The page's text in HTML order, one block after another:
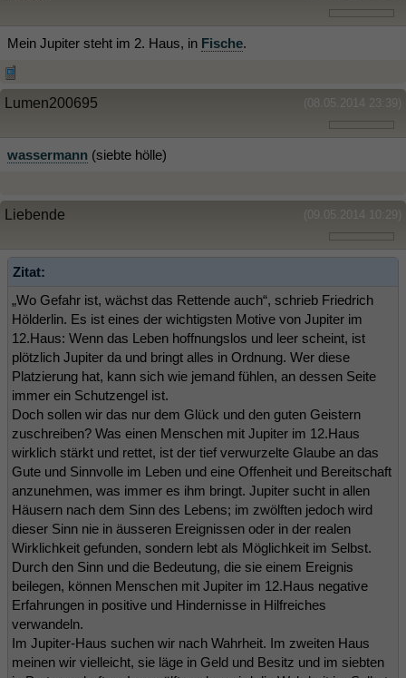
Mein Jupiter steht im 2. Haus, in Fische.
(08.05.2014 23:39)
Lumen200695
wassermann (siebte hölle)
(09.05.2014 10:29)
Liebende
Zitat:
„Wo Gefahr ist, wächst das Rettende auch“, schrieb Friedrich
Hölderlin. Es ist eines der wichtigsten Motive von Jupiter im
12.Haus: Wenn das Leben hoffnungslos und leer scheint, ist
plötzlich Jupiter da und bringt alles in Ordnung. Wer diese
Platzierung hat, kann sich wie jemand fühlen, an dessen Seite
immer ein Schutzengel ist.
Doch sollen wir das nur dem Glück und den guten Geistern
zuschreiben? Was einen Menschen mit Jupiter im 12.Haus
wirklich stärkt und rettet, ist der tief verwurzelte Glaube an das
Gute und Sinnvolle im Leben und eine Offenheit und Bereitschaft
anzunehmen, was immer es ihm bringt. Jupiter sucht in allen
Häusern nach dem Sinn des Lebens; im zwölften jedoch wird
dieser Sinn nie in äusseren Ereignissen oder in der realen
Wirklichkeit gefunden, sondern lebt als Möglichkeit im Selbst.
Durch den Sinn und die Bedeutung, die sie einem Ereignis
beilegen, können Menschen mit Jupiter im 12.Haus negative
Erfahrungen in positive und Hindernisse in Hilfreiches
verwandeln.
Im Jupiter-Haus suchen wir nach Wahrheit. Im zweiten Haus
meinen wir vielleicht, sie läge in Geld und Besitz und im siebten